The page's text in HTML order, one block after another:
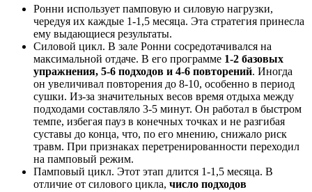
Ронни использует памповую и силовую нагрузки,
чередуя их каждые 1-1,5 месяца. Эта стратегия принесла
ему выдающиеся результаты.
Силовой цикл. В зале Ронни сосредотачивался на
максимальной отдаче. В его программе 1-2 базовых
упражнения, 5-6 подходов и 4-6 повторений. Иногда
он увеличивал повторения до 8-10, особенно в период
сушки. Из-за значительных весов время отдыха между
подходами составляло 3-5 минут. Он работал в быстром
темпе, избегая пауз в конечных точках и не разгибая
суставы до конца, что, по его мнению, снижало риск
травм. При признаках перетренированности переходил
на памповый режим.
Памповый цикл. Этот этап длится 1-1,5 месяца. В
отличие от силового цикла, число подходов